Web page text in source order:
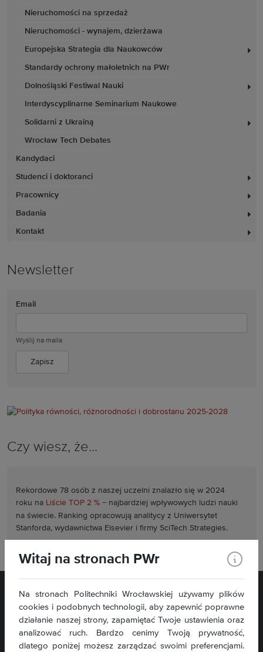
Nieruchomości na sprzedaż
Nieruchomości - wynajem, dzierżawa
Europejska Strategia dla Naukowców
Standardy ochrony małoletnich na PWr
Dolnośląski Festiwal Nauki
Interdyscyplinarne Seminarium Naukowe
Solidarni z Ukrainą
Wrocław Tech Debates
Kandydaci
Studenci i doktoranci
Pracownicy
Badania
Kontakt
Newsletter
Email
Wyślij na maila
Czy wiesz, że...
Rekordowe 78 osób z naszej uczelni znalazło się w 2024
roku na Liście TOP 2 % – najbardziej wpływowych ludzi nauki
na świecie. Ranking opracowują analitycy z Uniwersytet
Stanforda, wydawnictwa Elsevier i firmy SciTech Strategies.
Witaj na stronach PWr
Na stronach Politechniki Wrocławskiej używamy plików
cookies i podobnych technologii, aby zapewnić poprawne
działanie naszej strony, zapamiętać Twoje ustawienia oraz
analizować ruch. Bardzo cenimy Twoją prywatność,
dlatego poniżej możesz zarządzać swoimi preferencjami.